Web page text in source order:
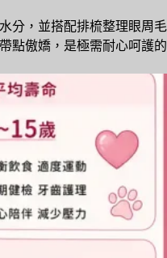
分，並搭配排梳整理眼周毛
點傲嬌，是極需耐心呵護的